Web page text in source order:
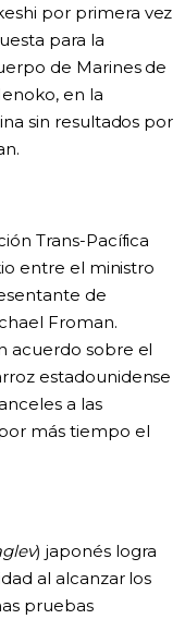
por primera vez
para la
de Marines de
en la
sin resultados por
Trans-Pacífica
entre el ministro
de
Froman.
acuerdo sobre el
estadounidense
a las
más tiempo el
) japonés logra
al alcanzar los
pruebas